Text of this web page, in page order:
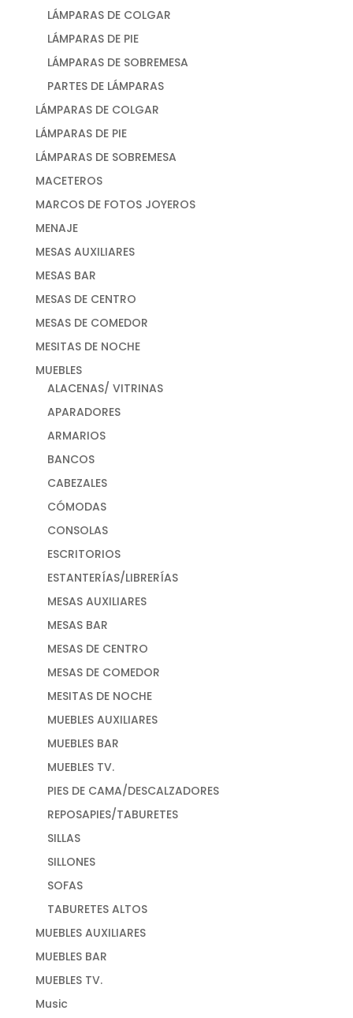
LÁMPARAS DE COLGAR
LÁMPARAS DE PIE
LÁMPARAS DE SOBREMESA
PARTES DE LÁMPARAS
LÁMPARAS DE COLGAR
LÁMPARAS DE PIE
LÁMPARAS DE SOBREMESA
MACETEROS
MARCOS DE FOTOS JOYEROS
MENAJE
MESAS AUXILIARES
MESAS BAR
MESAS DE CENTRO
MESAS DE COMEDOR
MESITAS DE NOCHE
MUEBLES
ALACENAS/ VITRINAS
APARADORES
ARMARIOS
BANCOS
CABEZALES
CÓMODAS
CONSOLAS
ESCRITORIOS
ESTANTERÍAS/LIBRERÍAS
MESAS AUXILIARES
MESAS BAR
MESAS DE CENTRO
MESAS DE COMEDOR
MESITAS DE NOCHE
MUEBLES AUXILIARES
MUEBLES BAR
MUEBLES TV.
PIES DE CAMA/DESCALZADORES
REPOSAPIES/TABURETES
SILLAS
SILLONES
SOFAS
TABURETES ALTOS
MUEBLES AUXILIARES
MUEBLES BAR
MUEBLES TV.
Music